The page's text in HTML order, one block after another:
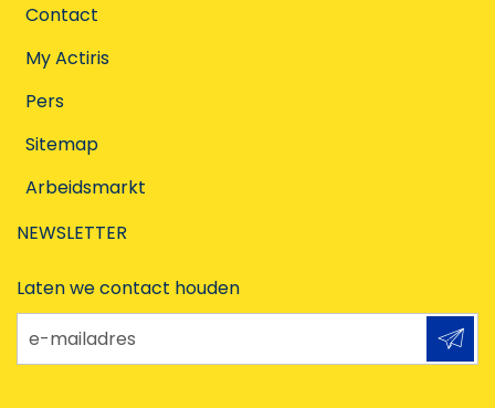
Contact
My Actiris
Pers
Sitemap
Arbeidsmarkt
NEWSLETTER
Laten we contact houden
e-mailadres